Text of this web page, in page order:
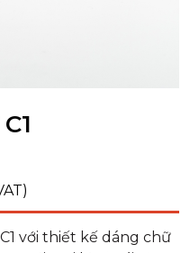
với thiết kế dáng chữ